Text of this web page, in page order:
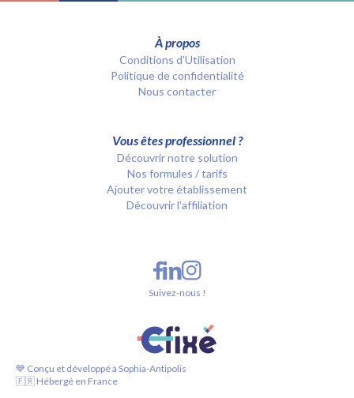
À propos
Conditions d’Utilisation
Politique de confidentialité
Nous contacter
Vous êtes professionnel ?
Découvrir notre solution
Nos formules / tarifs
Ajouter votre établissement
Découvrir l'affiliation
💙 Conçu et développé à Sophia-Antipolis
🇫🇷 Hébergé en France
Suivez-nous !